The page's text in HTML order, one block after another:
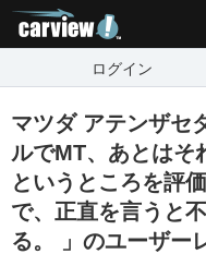
ログイン
マツダ アテンザセ
ルでMT、あとはそ
というところを評
で、正直を言うと
る。 」のユーザー